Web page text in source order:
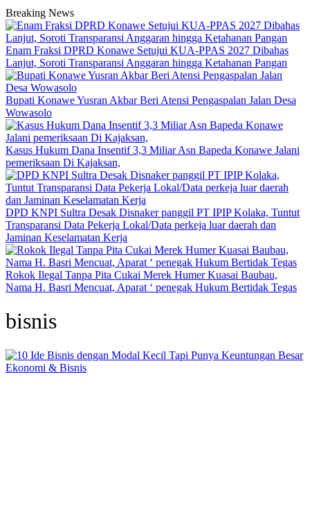
Breaking News
Enam Fraksi DPRD Konawe Setujui KUA-PPAS 2027 Dibahas
Lanjut, Soroti Transparansi Anggaran hingga Ketahanan Pangan
Bupati Konawe Yusran Akbar Beri Atensi Pengaspalan Jalan Desa
Wowasolo
Kasus Hukum Dana Insentif 3,3 Miliar Asn Bapeda Konawe Jalani
pemeriksaan Di Kajaksan,
DPD KNPI Sultra Desak Disnaker panggil PT IPIP Kolaka, Tuntut
Transparansi Data Pekerja Lokal/Data perkeja luar daerah dan
Jaminan Keselamatan Kerja
Rokok Ilegal Tanpa Pita Cukai Merek Humer Kuasai Baubau,
Nama H. Basri Mencuat, Aparat ‘ penegak Hukum Bertidak Tegas
bisnis
Ekonomi & Bisnis